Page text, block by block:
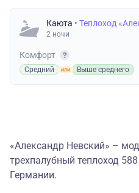
Каюта • Теплоход
2 ночи
Комфорт
Средний Выше среднего
«Александр Невский» –
трехпалубный теплоход
Германии.